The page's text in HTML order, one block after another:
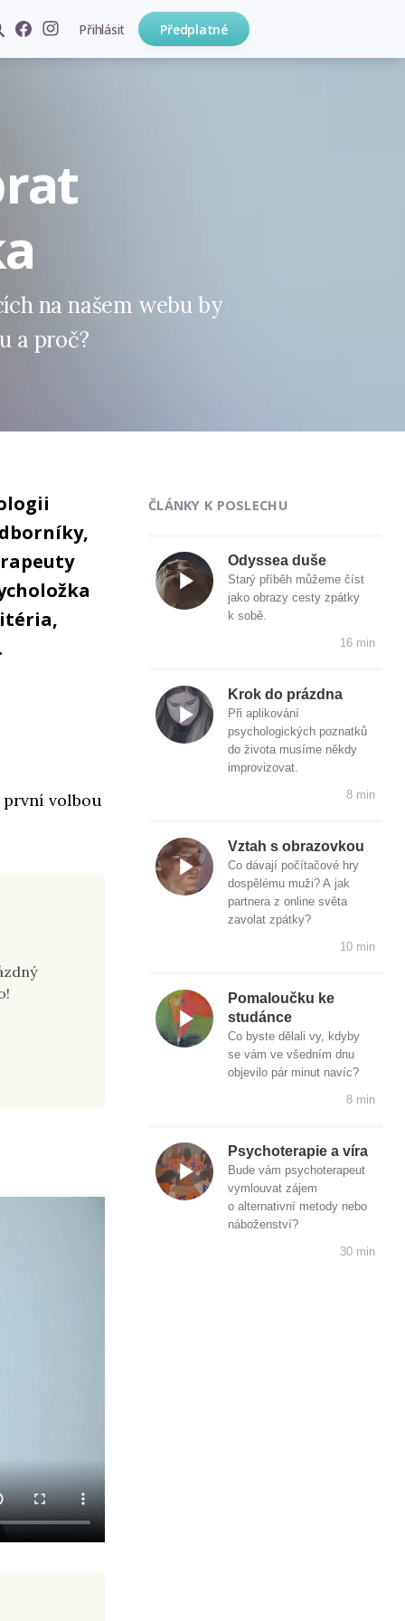
Přihlásit Předplatné
na našem webu by
a proč?
volbou
ČLÁNKY K POSLECHU
Odyssea duše
Starý příběh můžeme číst
jako obrazy cesty zpátky
k sobě.
16 min
Krok do prázdna
Při aplikování
psychologických poznatků
do života musíme někdy
improvizovat.
8 min
Vztah s obrazovkou
Co dávají počítačové hry
dospělému muži? A jak
partnera z online světa
zavolat zpátky?
10 min
Pomaloučku ke
studánce
Co byste dělali vy, kdyby
se vám ve všedním dnu
objevilo pár minut navíc?
8 min
Psychoterapie a víra
Bude vám psychoterapeut
vymlouvat zájem
o alternativní metody nebo
náboženství?
30 min